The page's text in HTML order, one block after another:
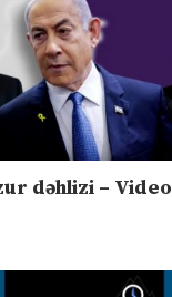
dəhlizi – Video